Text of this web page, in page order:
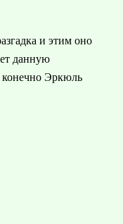
и этим оно
данную
Эркюль